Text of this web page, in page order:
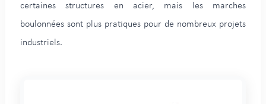
certaines structures en acier, mais les marches
boulonnées sont plus pratiques pour de nombreux projets
industriels.